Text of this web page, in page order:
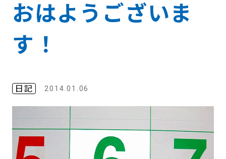
おはようございま
す！
日記 2014.01.06